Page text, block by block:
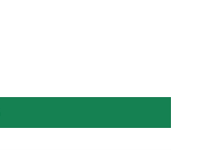
Leader Cadivi Thịnh phát